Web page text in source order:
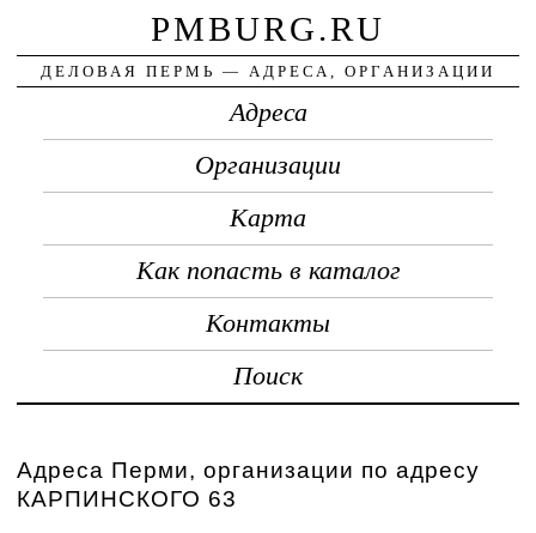
PMBURG.RU
ДЕЛОВАЯ ПЕРМЬ — АДРЕСА, ОРГАНИЗАЦИИ
Адреса
Организации
Карта
Как попасть в каталог
Контакты
Поиск
Адреса Перми, организации по адресу
КАРПИНСКОГО 63